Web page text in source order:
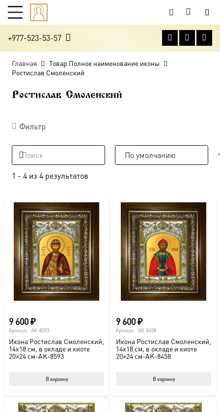
+977-523-53-57
Главная
Товар Полное наименование иконы
Ростислав Смоленский
Ростислав Смоленский
Фильтр
1 - 4 из 4 результатов
9 600₽
Артикул: AK-8593
Икона Ростислав Смоленский,
14х18 см, в окладе и киоте
20×24 см-AK-8593
В корзину
9 600₽
Артикул: AK-8458
Икона Ростислав Смоленский,
14х18 см, в окладе и киоте
20×24 см-AK-8458
В корзину